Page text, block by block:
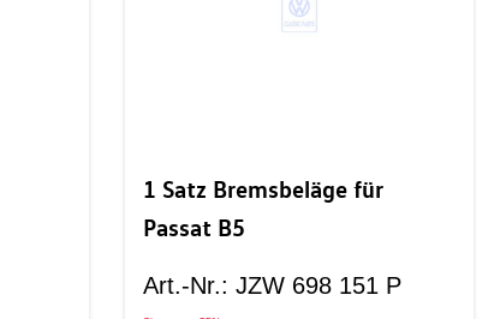
1 Satz Bremsbeläge für
Passat B5
Art.-Nr.: JZW 698 151 P